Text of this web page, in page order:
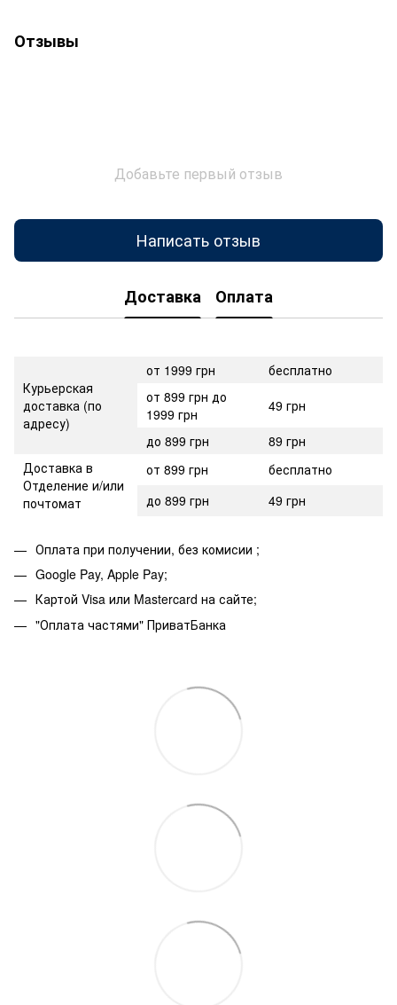
Отзывы
Добавьте первый отзыв
Написать отзыв
Доставка Оплата
Курьерская
доставка (по
адресу)
от 1999 грн
бесплатно
от 899 грн до
1999 грн
49 грн
до 899 грн
89 грн
Доставка в
Отделение и/или
почтомат
от 899 грн
бесплатно
до 899 грн
49 грн
Оплата при получении, без комисии ;
Google Pay, Apple Pay;
Картой Visa или Mastercard на сайте;
"Оплата частями" ПриватБанка